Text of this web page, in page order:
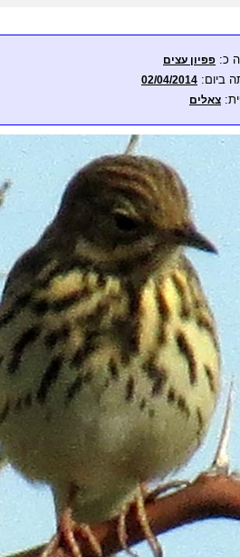
כ: פפיון עצים
ביום: 02/04/2014
צאלים